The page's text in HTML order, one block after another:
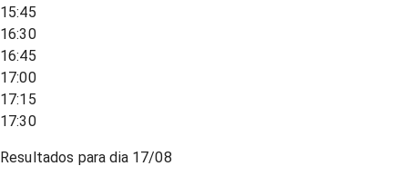
15:45
16:30
16:45
17:00
17:15
17:30
Resultados para dia 17/08